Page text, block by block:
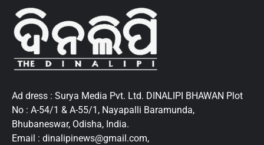
Ad dress : Surya Media Pvt. Ltd. DINALIPI BHAWAN Plot
No : A-54/1 & A-55/1, Nayapalli Baramunda,
Bhubaneswar, Odisha, India.
Email : dinalipinews@gmail.com,